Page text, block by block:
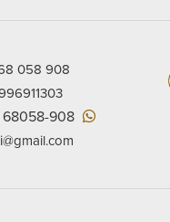
058 908
68058-908